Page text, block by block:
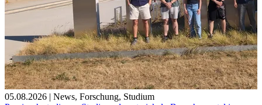
05.08.2026 News, Forschung, Studium